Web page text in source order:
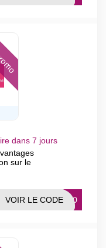
dans 7 jours
sur le
RA10
VOIR LE CODE